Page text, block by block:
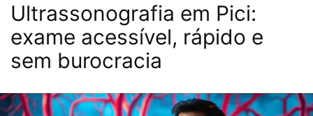
Ultrassonografia em Pici:
exame acessível, rápido e
sem burocracia